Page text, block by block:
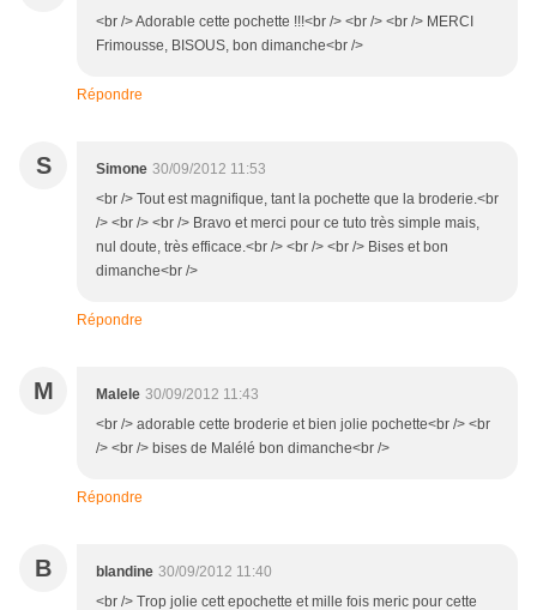
<br /> Adorable cette pochette !!!<br /> <br /> <br /> MERCI
Frimousse, BISOUS, bon dimanche<br />
Répondre
S Simone 30/09/2012 11:53
<br /> Tout est magnifique, tant la pochette que la broderie.<br
/> <br /> <br /> Bravo et merci pour ce tuto très simple mais,
nul doute, très efficace.<br /> <br /> <br /> Bises et bon
dimanche<br />
Répondre
M Malele 30/09/2012 11:43
<br /> adorable cette broderie et bien jolie pochette<br /> <br
/> <br /> bises de Malélé bon dimanche<br />
Répondre
B blandine 30/09/2012 11:40
<br /> Trop jolie cett epochette et mille fois meric pour cette